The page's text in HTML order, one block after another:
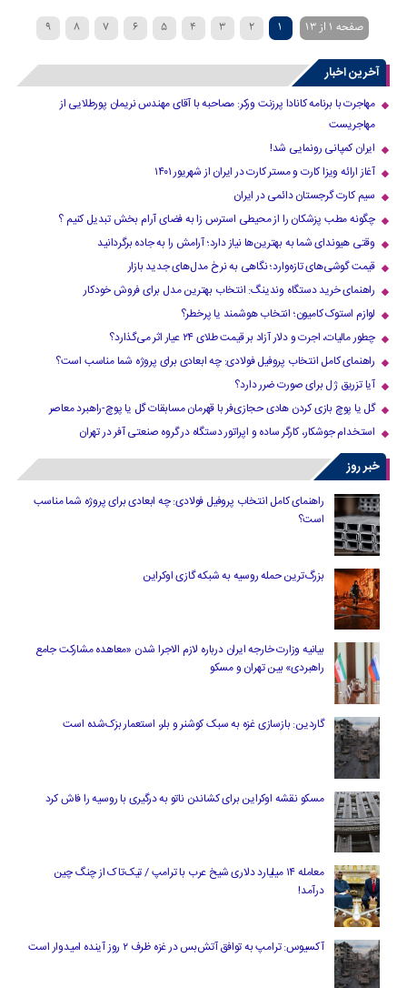
صفحه 1 از 13 1
2
3
4
5
6
7
8
9
10
›
...
» آخرین اخبار
مهاجرت با برنامه کانادا پرزنت ورکر: مصاحبه با آقای مهندس نریمان پورطلایی از
مهاجریست
ایران کمپانی رونمایی شد!
آغاز ارائه ویزا کارت و مستر کارت در ایران از شهریور ۱۴۰۱
سیم کارت گرجستان دائمی در ایران
چگونه مطب پزشکان را از محیطی استرس زا به فضای آرام بخش تبدیل کنیم ؟
وقتی هیوندای شما به بهترین‌ها نیاز دارد؛ آرامش را به جاده برگردانید
قیمت گوشی‌های تازه‌وارد؛ نگاهی به نرخ مدل‌های جدید بازار
راهنمای خرید دستگاه وندینگ: انتخاب بهترین مدل برای فروش خودکار
لوازم استوک کامیون؛ انتخاب هوشمند یا پرخطر؟
چطور مالیات، اجرت و دلار آزاد بر قیمت طلای ۲۴ عیار اثر می‌گذارد؟
راهنمای کامل انتخاب پروفیل فولادی: چه ابعادی برای پروژه شما مناسب است؟
آیا تزریق ژل برای صورت ضرر دارد​؟
گل یا پوچ بازی کردن هادی حجازی‌فر با قهرمان مسابقات گل یا پوچ-راهبرد معاصر
استخدام جوشکار، کارگر ساده و اپراتور دستگاه در گروه صنعتی آفر در تهران
خبر روز
راهنمای کامل انتخاب پروفیل فولادی: چه ابعادی برای پروژه شما مناسب
است؟
بزرگ‌ترین حمله روسیه به شبکه گازی اوکراین
بیانیه وزارت خارجه ایران درباره لازم‌ الاجرا شدن «معاهده مشارکت جامع
راهبردی» بین تهران و مسکو
گاردین: بازسازی غزه به سبک کوشنر و بلر، استعمار بزک‌شده است
مسکو نقشه اوکراین برای کشاندن ناتو به درگیری با روسیه را فاش کرد
معامله ۱۴ میلیارد دلاری شیخ عرب با ترامپ / تیک‌تاک از چنگ چین
درآمد!
آکسیوس: ترامپ به توافق آتش‌بس در غزه ظرف ۲ روز آینده امیدوار است